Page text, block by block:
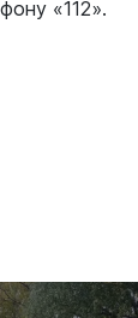
«112».